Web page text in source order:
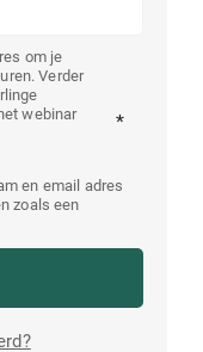
om je
Verder
webinar
*
en email adres
zoals een